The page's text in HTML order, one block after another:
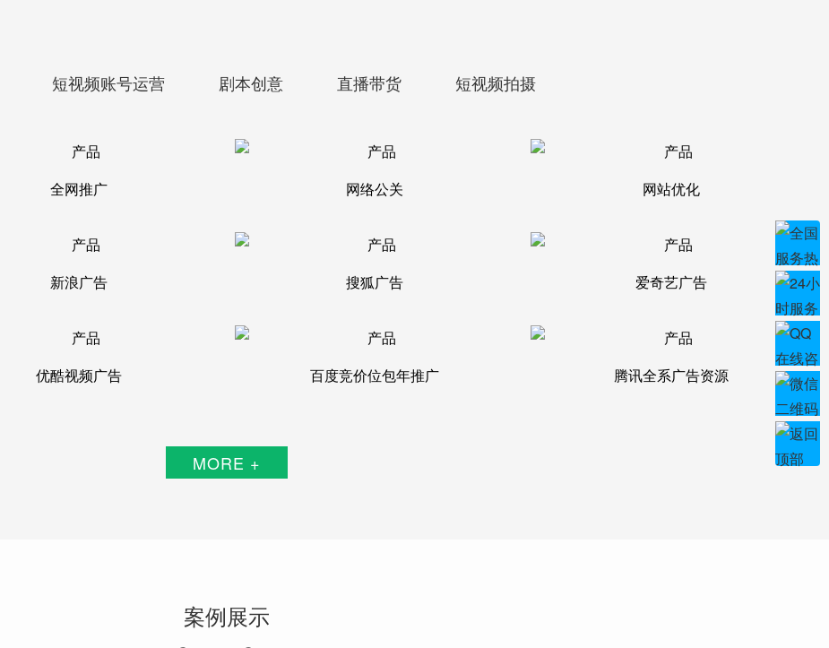
短视频账号运营 剧本创意 直播带货 短视频拍摄
全网推广 网络公关 网站优化
新浪广告 搜狐广告 爱奇艺广告
优酷视频广告 百度竞价位包年推广 腾讯全系广告资源
MORE +
案例展示